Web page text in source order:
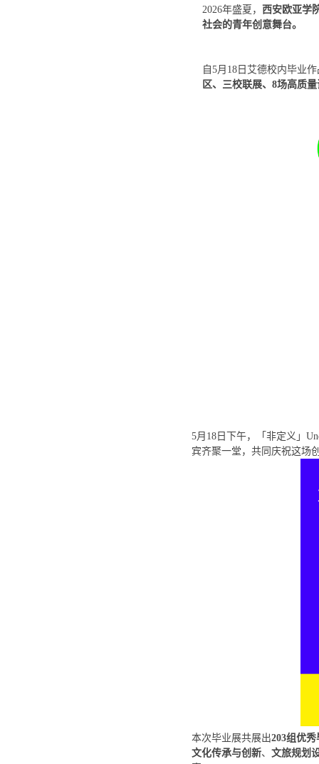
2026年盛夏， 西安欧亚学
社会的青年创意舞台。
自5月18日艾德校内毕业
区、三校联展、8场高质
5月18日下午，「非定义」
宾齐聚一堂，共同庆祝这场
本次毕业展共展出203组优
文化传承与创新、 文旅规划